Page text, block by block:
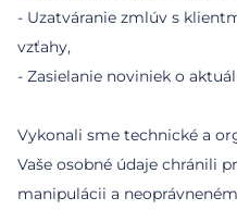
- Uzatváranie zmlúv s
vzťahy,
- Zasielanie noviniek o
Vykonali sme technické a
Vaše osobné údaje chránili
manipulácii a